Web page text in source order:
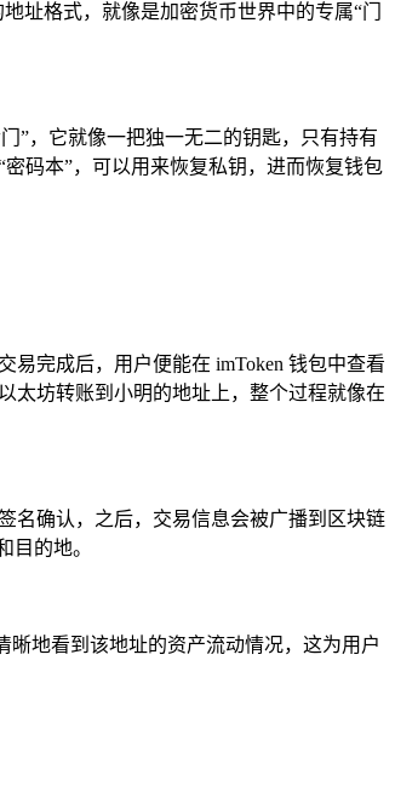
址格式，就像是加密货币世界中的专属“门
”，它就像一把独一无二的钥匙，只有持有
码本”，可以用来恢复私钥，进而恢复钱包
易完成后，用户便能在 imToken 钱包中查看
太坊转账到小明的地址上，整个过程就像在
名确认，之后，交易信息会被广播到区块链
目的地。
地看到该地址的资产流动情况，这为用户